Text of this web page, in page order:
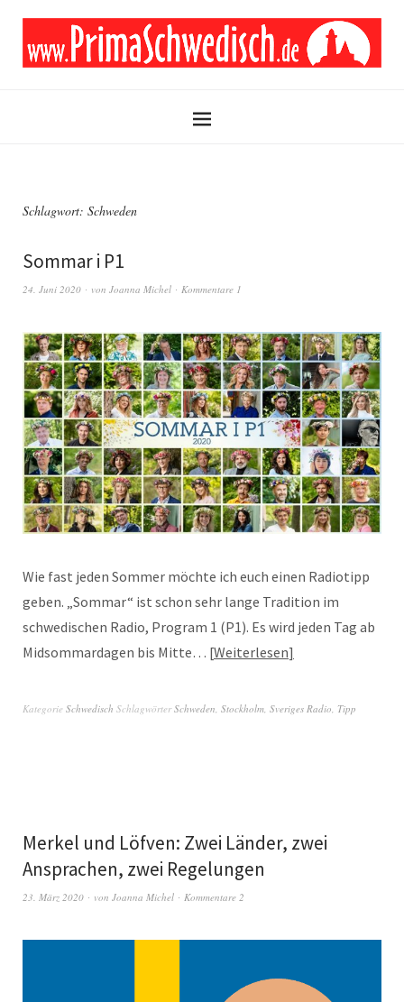
Schlagwort: Schweden
Sommar i P1
24. Juni 2020 von Joanna Michel Kommentare 1
Wie fast jeden Sommer möchte ich euch einen Radiotipp
geben. „Sommar“ ist schon sehr lange Tradition im
schwedischen Radio, Program 1 (P1). Es wird jeden Tag ab
Midsommardagen bis Mitte… Weiterlesen
Kategorie Schwedisch SchlagwörterSchweden Stockholm Sveriges Radio Tipp
Merkel und Löfven: Zwei Länder, zwei
Ansprachen, zwei Regelungen
23. März 2020 von Joanna Michel Kommentare 2